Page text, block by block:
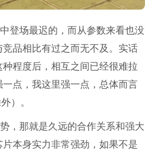
登场最迟的，而从参数来看也没
品相比有过之而无不及。实话
程度后，相互之间已经很难拉
点，我这里强一点，总体而言
）。
，那就是久远的合作关系和强大
本身实力非常强劲，如果不是